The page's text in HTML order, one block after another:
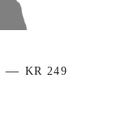
— VANLIG PRIS
KR 249